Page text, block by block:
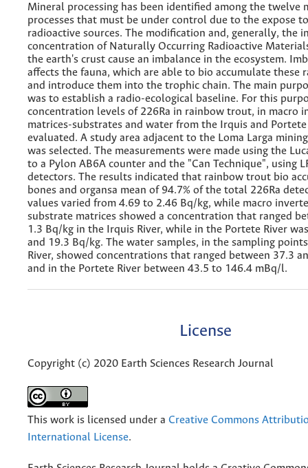
Mineral processing has been identified among the twelve
processes that must be under control due to the expose
radioactive sources. The modification and, generally, the
concentration of Naturally Occurring Radioactive
the earth's crust cause an imbalance in the ecosystem.
affects the fauna, which are able to bio accumulate these
and introduce them into the trophic chain. The main
was to establish a radio-ecological baseline. For this
concentration levels of 226Ra in rainbow trout, in macro
matrices-substrates and water from the Irquis and
evaluated. A study area adjacent to the Loma Larga
was selected. The measurements were made using the
to a Pylon AB6A counter and the "Can Technique", using
detectors. The results indicated that rainbow trout bio
bones and organsa mean of 94.7% of the total 226Ra
values varied from 4.69 to 2.46 Bq/kg, while macro
substrate matrices showed a concentration that ranged
1.3 Bq/kg in the Irquis River, while in the Portete River
and 19.3 Bq/kg. The water samples, in the sampling
River, showed concentrations that ranged between 37.3
and in the Portete River between 43.5 to 146.4 mBq/l.
License
Copyright (c) 2020 Earth Sciences Research Journal
This work is licensed under a Creative Commons
International License.